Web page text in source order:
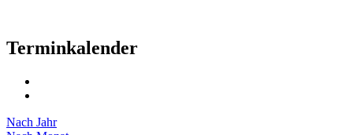
Terminkalender
Nach Jahr